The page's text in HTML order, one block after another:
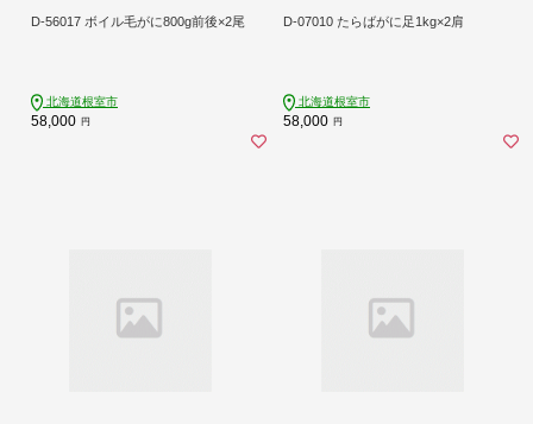
D-56017 ボイル毛がに800g前後×2尾
北海道根室市
58,000 円
D-07010 たらばがに足1kg×2肩
北海道根室市
58,000 円